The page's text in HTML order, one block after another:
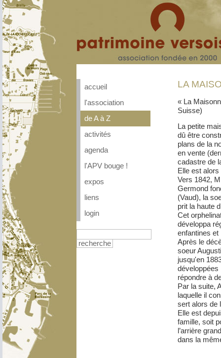
accueil
l'association
de A à Z
activités
agenda
l'APV bouge !
expos
liens
login
recherche
LA
« La
Suisse)
La petite
dû être
plans de la
en vente
cadastre de
Elle est alors
Vers 1842,
Germond
(Vaud), la
prit la haute
Cet
développa
enfantines et
Après le
soeur
jusqu'en
développées
répondre à
Par la suite,
laquelle il
sert alors de
Elle est
famille, soit
l’arrière
dans la